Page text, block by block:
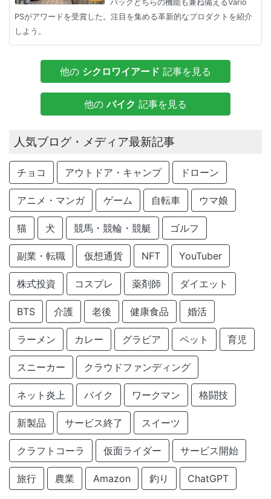
パックどちらの機能も兼ね備えるVario
PSがアワードを受賞した。注目を集める革新的なプロダクトを紹介
しよう。
他の シクロワイアード 記事を見る
他のバイク 記事を見る
人気ブログ・メディア最新記事
チョコ アウトドア・キャンプ ドローン
アニメ・マンガ ゲーム 自転車 ウマ娘
猫 犬 競馬・競輪・競艇 ゴルフ
副業・転職 仮想通貨 NFT YouTuber
株式投資 コスプレ 薬剤師 ダイエット
BTS 介護 老後 健康食品 婚活
ラーメン カレー グラビア ペット 育児
スニーカー クラウドファンディング
ネット炎上 バイク ワークマン 格闘技
新製品 サービス終了 スイーツ
クラフトコーラ 仮面ライダー サービス開始
旅行 農業 Amazon 釣り ChatGPT